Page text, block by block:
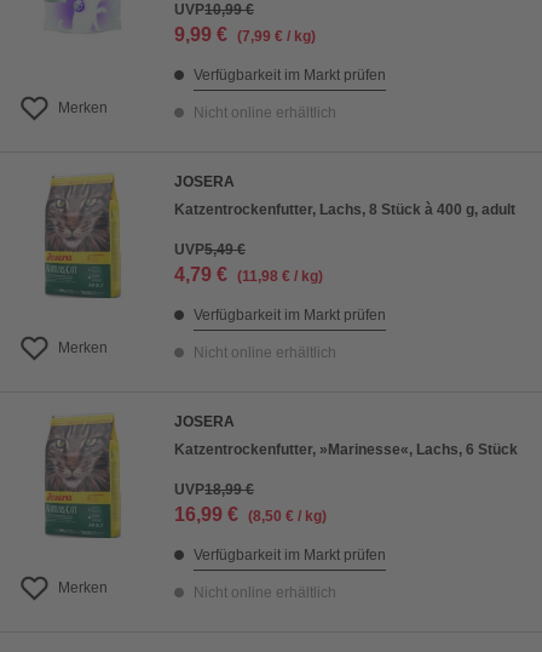
Merken
UVP10,99 €
9,99 € (7,99 € / kg)
Verfügbarkeit im Markt prüfen
Nicht online erhältlich
Merken
JOSERA
Katzentrockenfutter, Lachs, 8 Stück à 400 g, adult
UVP5,49 €
4,79 € (11,98 € / kg)
Verfügbarkeit im Markt prüfen
Nicht online erhältlich
Merken
JOSERA
Katzentrockenfutter, »Marinesse«, Lachs, 6 Stück
UVP18,99 €
16,99 € (8,50 € / kg)
Verfügbarkeit im Markt prüfen
Nicht online erhältlich